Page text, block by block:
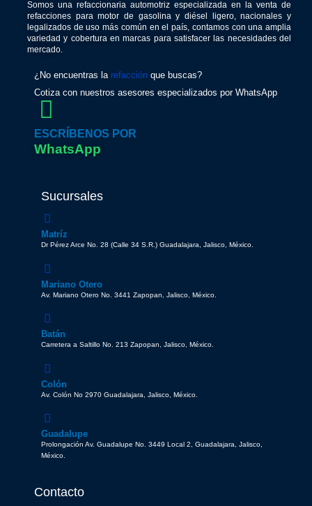
Somos una refaccionaria automotriz especializada en la venta de
refacciones para motor de gasolina y diésel ligero, nacionales y
legalizados de uso más común en el país, contamos con una amplia
variedad y cobertura en marcas para satisfacer las necesidades del
mercado.
¿No encuentras la refacción que buscas?
Cotiza con nuestros asesores especializados por WhatsApp
ESCRÍBENOS POR
WhatsApp
Sucursales
Matríz
Dr Pérez Arce No. 28 (Calle 34 S.R.) Guadalajara, Jalisco, México.
Mariano Otero
Av. Mariano Otero No. 3441 Zapopan, Jalisco, México.
Batán
Carretera a Saltillo No. 213 Zapopan, Jalisco, México.
Colón
Av. Colón No 2970 Guadalajara, Jalisco, México.
Guadalupe
Prolongación Av. Guadalupe No. 3449 Local 2, Guadalajara, Jalisco,
México.
Contacto